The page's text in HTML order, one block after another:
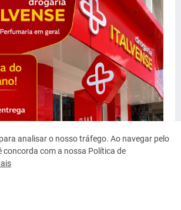
analisar o nosso tráfego. Ao navegar pelo
concorda com a nossa Política de